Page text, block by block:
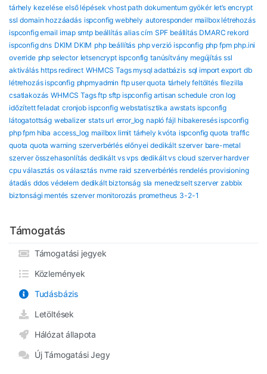
tárhely kezelése első lépések vhost path dokumentum gyökér let’s encrypt
ssl domain hozzáadás ispconfig webhely autoresponder mailbox létrehozás
ispconfig email imap smtp beállítás alias cím SPF beállítás DMARC rekord
ispconfig dns DKIM DKIM php beállítás php verzió ispconfig php fpm php.ini
override php selector letsencrypt ispconfig tanúsítvány megújítás ssl
aktiválás https redirect WHMCS Tags mysql adatbázis sql import export db
létrehozás ispconfig phpmyadmin ftp user quota tárhely feltöltés filezilla
csatlakozás WHMCS Tags ftp sftp ispconfig artisan schedule cron log
időzített feladat cronjob ispconfig webstatisztika awstats ispconfig
látogatottság webalizer stats url error_log napló fájl hibakeresés ispconfig
php fpm hiba access_log mailbox limit tárhely kvóta ispconfig quota traffic
quota quota warning szerverbérlés előnyei dedikált szerver bare-metal
szerver összehasonlítás dedikált vs vps dedikált vs cloud szerver hardver
cpu választás os választás nvme raid szerverbérlés rendelés provisioning
átadás ddos védelem dedikált biztonság sla menedzselt szerver zabbix
biztonsági mentés szerver monitorozás prometheus 3-2-1
Támogatás
Támogatási jegyek
Közlemények
Tudásbázis
Letöltések
Hálózat állapota
Új Támogatási Jegy